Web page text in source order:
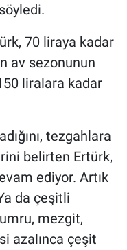
70 liraya kadar
av sezonunun
liralara kadar
tezgahlara
belirten Ertürk,
ediyor. Artık
da çeşitli
mezgit,
azalınca çeşit